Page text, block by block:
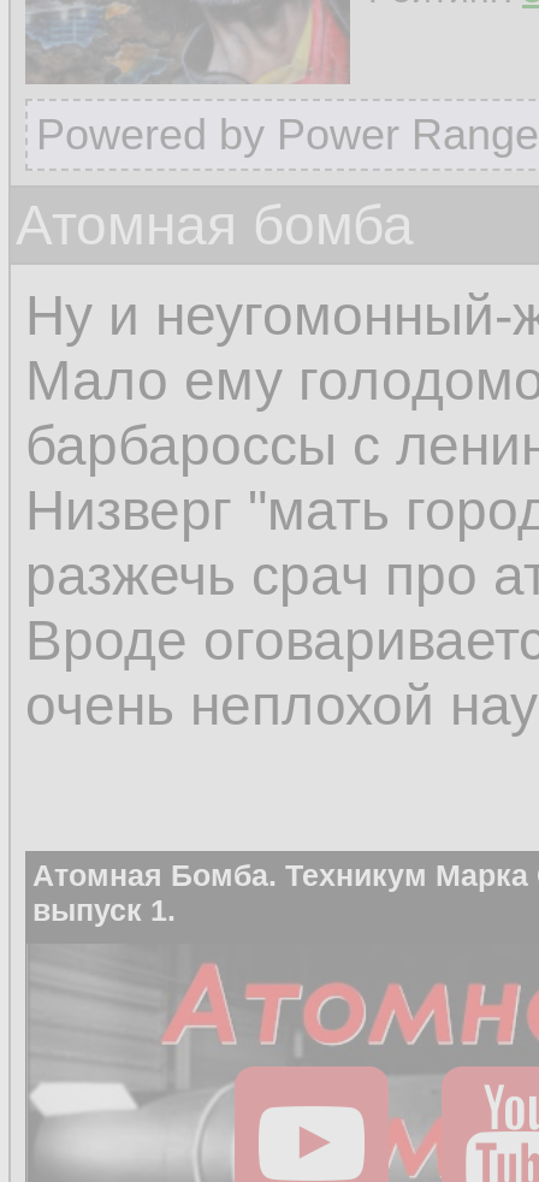
Powered by Power
Атомная бомба
Ну и
Мало ему
барбароссы с
Низверг "мать
разжечь срач про
Вроде
очень неплохой
Атомная Бомба. Техникум Марка
выпуск 1.